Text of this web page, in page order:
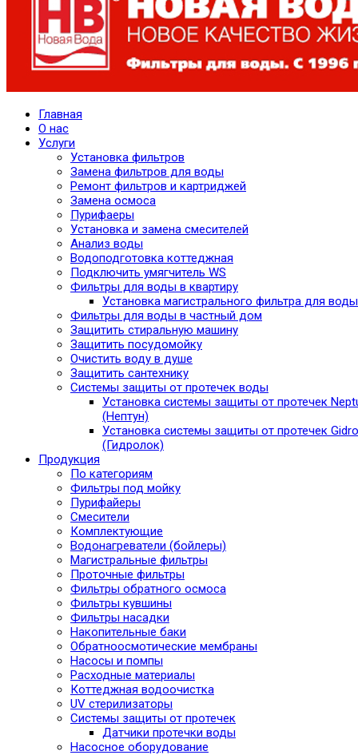
Главная
О нас
Услуги
Установка фильтров
Замена фильтров для воды
Ремонт фильтров и картриджей
Замена осмоса
Пурифаеры
Установка и замена смесителей
Анализ воды
Водоподготовка коттеджная
Подключить умягчитель WS
Фильтры для воды в квартиру
Установка магистрального фильтра для воды
Фильтры для воды в частный дом
Защитить стиральную машину
Защитить посудомойку
Очистить воду в душе
Защитить сантехнику
Системы защиты от протечек воды
Установка системы защиты от протечек
(Нептун)
Установка системы защиты от протечек
(Гидролок)
Продукция
По категориям
Фильтры под мойку
Пурифайеры
Смесители
Комплектующие
Водонагреватели (бойлеры)
Магистральные фильтры
Проточные фильтры
Фильтры обратного осмоса
Фильтры кувшины
Фильтры насадки
Накопительные баки
Обратноосмотические мембраны
Насосы и помпы
Расходные материалы
Коттеджная водоочистка
UV стерилизаторы
Системы защиты от протечек
Датчики протечки воды
Насосное оборудование